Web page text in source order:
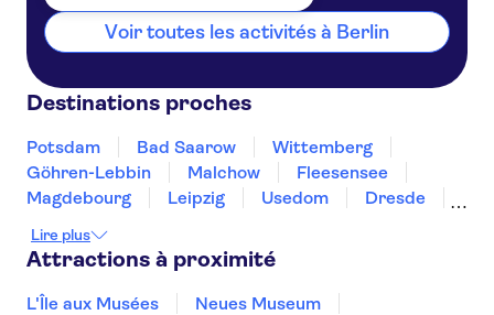
Voir toutes les activités à Berlin
Destinations proches
Potsdam Bad Saarow
Wittemberg
Göhren-Lebbin
Malchow
Fleesensee
Magdebourg
Leipzig Usedom
Dresde
Lire plus
Attractions à proximité
L'Île aux Musées
Neues Museum